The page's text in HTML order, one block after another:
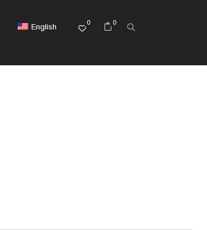
English 0 0